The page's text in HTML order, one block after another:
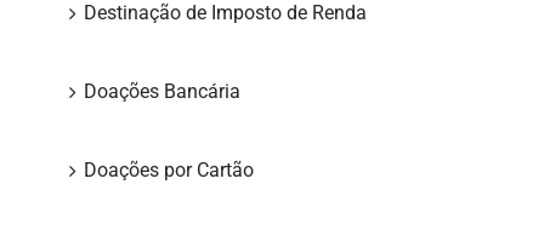
Destinação de Imposto de Renda
Doações Bancária
Doações por Cartão